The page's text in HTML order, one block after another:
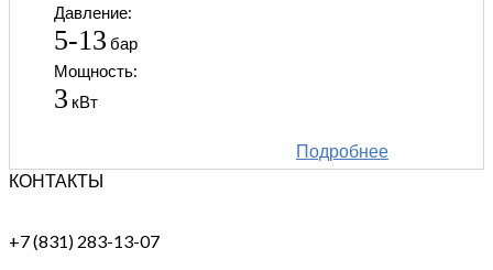
Давление:
5-13 бар
Мощность:
3 кВт
Подробнее
КОНТАКТЫ
+7 (831) 283-13-07